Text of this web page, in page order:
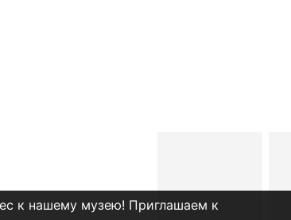
к нашему музею! Приглашаем к